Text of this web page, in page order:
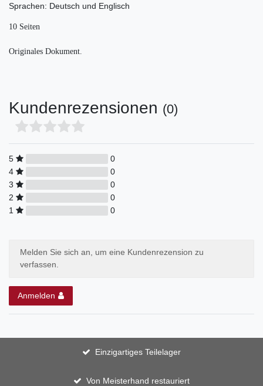
Sprachen: Deutsch und Englisch
10 Seiten
Originales Dokument.
Kundenrezensionen (0)
5
0
4
0
3
0
2
0
1
0
Melden Sie sich an, um eine Kundenrezension zu
verfassen.
Anmelden
Einzigartiges Teilelager
Von Meisterhand restauriert